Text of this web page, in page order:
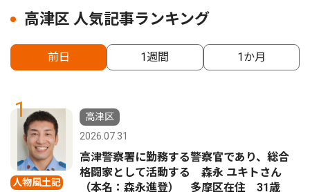
高津区 人気記事ランキング
前日 1週間 1か月
1
人物風土記
高津区
2026.07.31
高津警察署に勤務する警察官であり、総合
格闘家として活動する 森永 ユキトさん
（本名：森永進登） 多摩区在住 31歳